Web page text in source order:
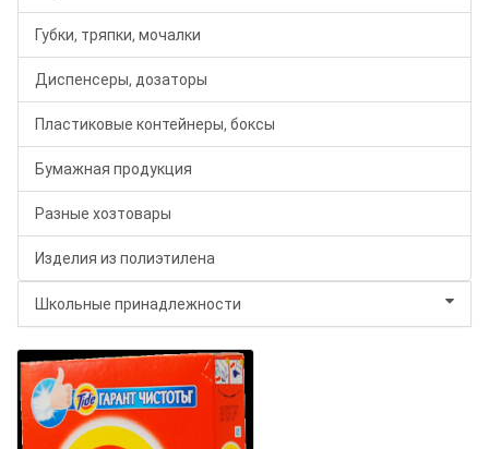
Губки, тряпки, мочалки
Диспенсеры, дозаторы
Пластиковые контейнеры, боксы
Бумажная продукция
Разные хозтовары
Изделия из полиэтилена
Школьные принадлежности